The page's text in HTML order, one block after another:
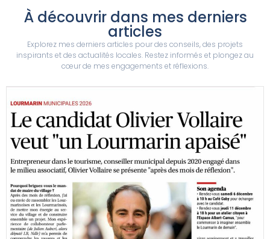
À découvrir dans mes derniers
articles
Explorez mes derniers articles pour des conseils, des projets
inspirants et des actualités locales. Restez informés et plongez au
cœur de mes engagements et réflexions.